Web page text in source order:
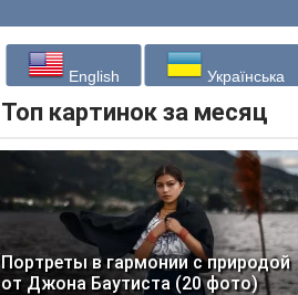
English Українська
Топ картинок за месяц
Портреты в гармонии с природой
от Джона Баутиста (20 фото)